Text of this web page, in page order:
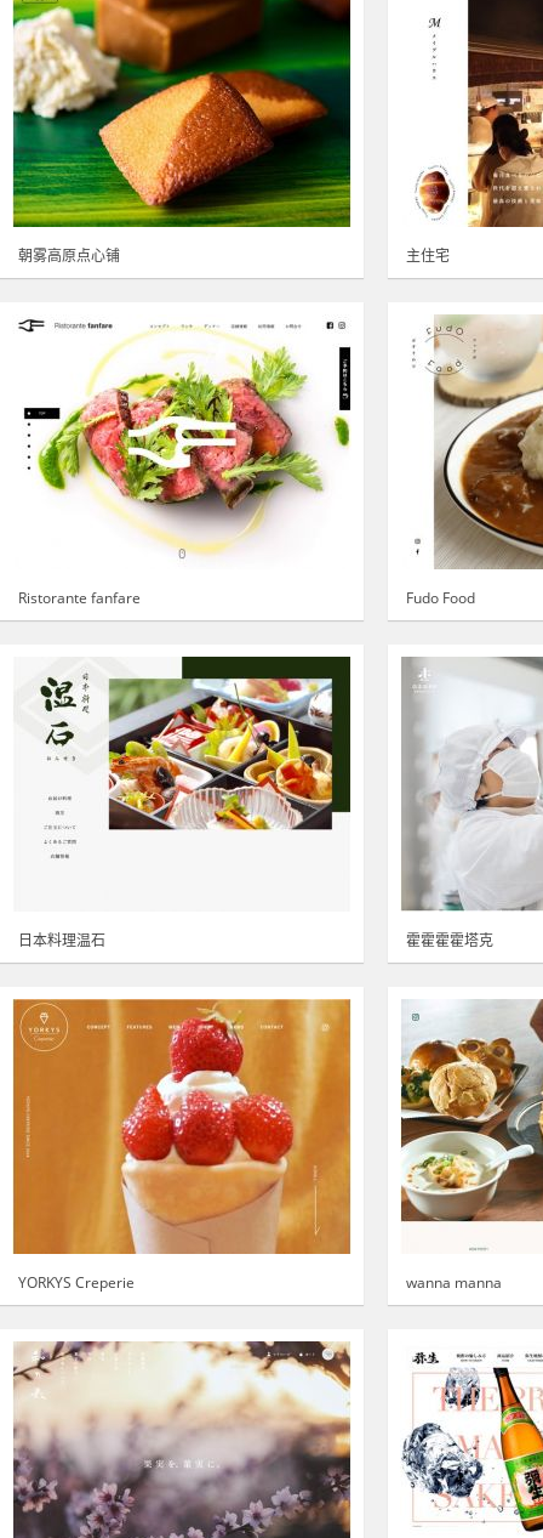
朝雾高原点心铺 主住宅
Ristorante fanfare Fudo Food
日本料理温石 霍霍霍霍塔克
YORKYS Creperie wanna manna